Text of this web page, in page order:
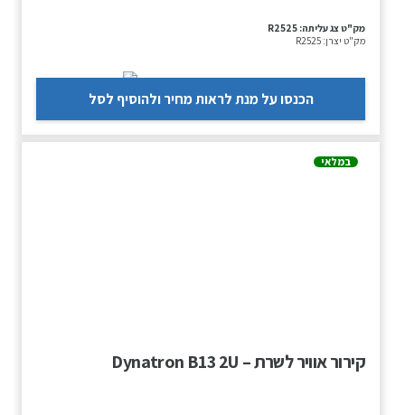
מק"ט צג עליתה: R2525
מק"ט יצרן: R2525
הכנסו על מנת לראות מחיר ולהוסיף לסל
במלאי
קירור אוויר לשרת – Dynatron B13 2U